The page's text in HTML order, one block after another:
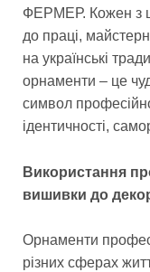
ФЕРМЕР. Кожен з
до праці,
на українські
орнаменти – це
символ
ідентичності,
Використання
вишивки до
Орнаменти
різних сферах